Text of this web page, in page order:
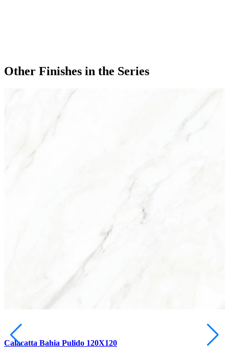
Other Finishes in the Series
Calacatta Bahia Pulido 120X120